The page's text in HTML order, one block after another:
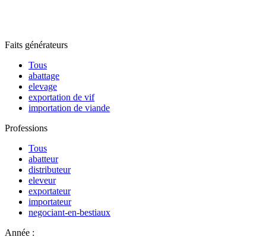
Faits générateurs
Tous
abattage
elevage
exportation de vif
importation de viande
Professions
Tous
abatteur
distributeur
eleveur
exportateur
importateur
negociant-en-bestiaux
Année :